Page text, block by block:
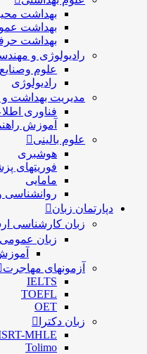
بهداشت
بهداشت
بهداشت
رادیولوژی و
علوم
رادیولوژی
مدیریت بهداشت و
فناوری
آموزش
علوم بالینی
هوشبری
فوریتهای
مامایی
روانشناسی
دپارتمان زبان
زبان کارشناسی
زبان
آزمونهای مهاجرت
IELTS
TOEFL
OET
زبان دکترا
MHLE
Tolimo